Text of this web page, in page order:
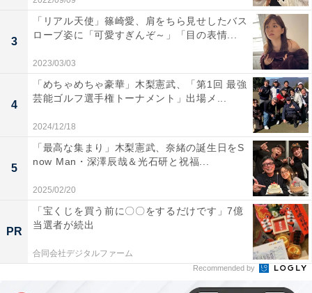
3
「リアル天使」篠崎愛、肩をちら見せしたバス
ローブ姿に「可愛すぎんぞ～」「目の表情...
2023/03/03
4
「めちゃめちゃ豪華」木梨憲武、「第1回 最強
芸能ゴルフ選手権トーナメント」出場メ...
2024/12/18
5
「最高な集まり」木梨憲武、奈緒の誕生日をS
now Man・深澤辰哉＆光石研と祝福...
2025/02/20
PR
「宝くじを買う前に〇〇をするだけです」7億
当選者が続出
合同会社デジタルファーム
Recommended by